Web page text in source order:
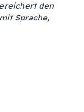
den
Sprache,